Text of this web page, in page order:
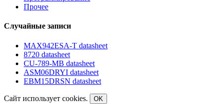
Прочее
Случайные записи
MAX942ESA-T datasheet
8720 datasheet
CU-789-MB datasheet
ASM06DRYI datasheet
EBM15DRSN datasheet
Сайт использует cookies.
OK